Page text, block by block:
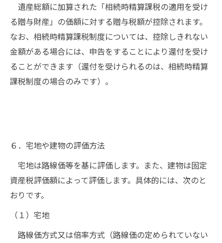
遺産総額に加算された「相続時精算課税の適用を受け
る贈与財産」の価額に対する贈与税額が控除されます。
なお、相続時精算課税制度については、控除しきれない
金額がある場合には、申告をすることにより還付を受け
ることができます（還付を受けられるのは、相続時精算
課税制度の場合のみです）。
６．宅地や建物の評価方法
宅地は路線価等を基に評価します。また、建物は固定
資産税評価額によって評価します。具体的には、次のと
おりです。
（１）宅地
路線価方式又は倍率方式（路線価の定められていない